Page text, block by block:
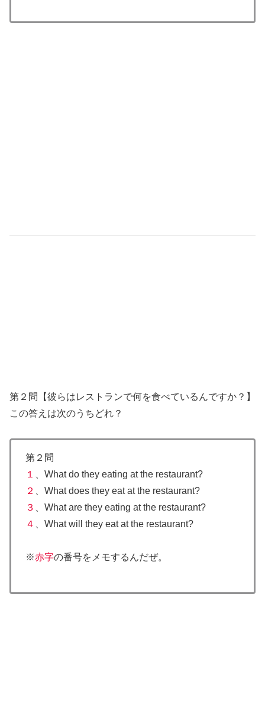
第２問【彼らはレストランで何を食べているんですか？ 】
この答えは次のうちどれ？
第２問
１
、What do they eating at the restaurant?
２
、What does they eat at the restaurant?
３
What are they eating at the restaurant?
４
、What will they eat at the restaurant?
※赤字の番号をメモするんだぜ。